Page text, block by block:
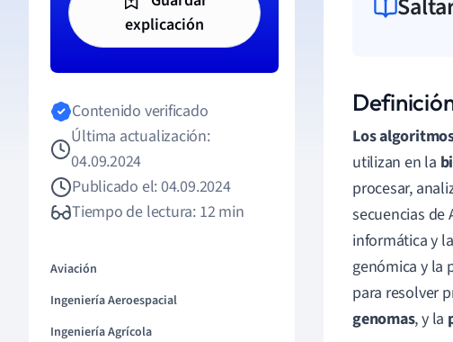
explicación
Contenido verificado
Última actualización:
04.09.2024
Publicado el: 04.09.2024
Tiempo de lectura: 12 min
Aviación
Ingeniería Aeroespacial
Ingeniería Agrícola
Los
utilizan en la
procesar,
secuencias de
informática y
genómica y la
para resolver
genomas, y la